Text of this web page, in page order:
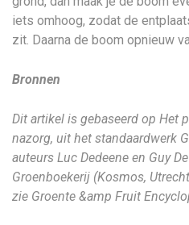
iets omhoog, zodat de
zit. Daarna de boom opnieuw
Bronnen
Dit artikel is gebaseerd op Het
nazorg, uit het standaardwerk
auteurs Luc Dedeene en Guy
Groenboekerij (Kosmos,
zie Groente &amp Fruit